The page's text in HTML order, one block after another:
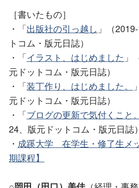
［書いたもの］
・「出版社の引っ越し 」（
トコム・版元日誌）
・「イラスト、はじめました 」
元ドットコム・版元日誌）
・「装丁作り、はじめました。
元ドットコム・版元日誌）
・「ブログの更新で気付くこと。
24、版元ドットコム・版元日誌）
・ 成蹊大学 在学生・修了生メ
期課程】